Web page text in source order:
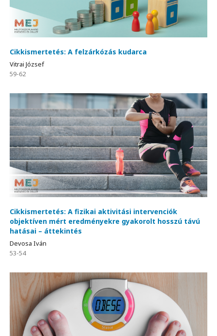
Cikkismertetés: A felzárkózás kudarca
Vitrai József
59-62
Cikkismertetés: A fizikai aktivitási intervenciók
objektíven mért eredményekre gyakorolt hosszú távú
hatásai – áttekintés
Devosa Iván
53-54